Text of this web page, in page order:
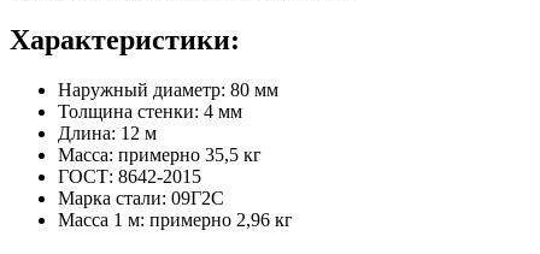
Характеристики:
Наружный диаметр: 80 мм
Толщина стенки: 4 мм
Длина: 12 м
Масса: примерно 35,5 кг
ГОСТ: 8642-2015
Марка стали: 09Г2С
Масса 1 м: примерно 2,96 кг